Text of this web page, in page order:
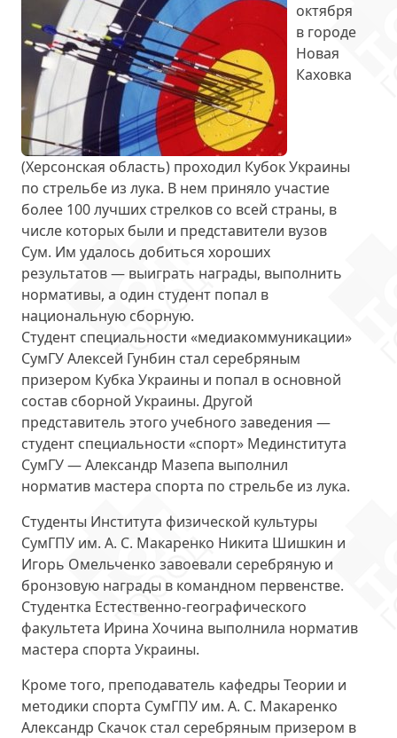
октября
в городе
Новая
Каховка
(Херсонская область) проходил Кубок Украины
по стрельбе из лука. В нем приняло участие
более 100 лучших стрелков со всей страны, в
числе которых были и представители вузов
Сум. Им удалось добиться хороших
результатов — выиграть награды, выполнить
нормативы, а один студент попал в
национальную сборную.
Студент специальности «медиакоммуникации»
СумГУАлексей Гунбин стал серебряным
призером Кубка Украины и попал в основной
состав сборной Украины. Другой
представитель этого учебного заведения —
студент специальности «спорт» Мединститута
СумГУ —Александр Мазепа выполнил
норматив мастера спорта по стрельбе из лука.
Студенты Института физической культуры
СумГПУ им. А. С. Макаренко Никита Шишкин и
Игорь Омельченко завоевали серебряную и
бронзовую награды в командном первенстве.
Студентка Естественно-географического
факультета Ирина Хочина выполнила норматив
мастера спорта Украины.
Кроме того, преподаватель кафедры Теории и
методики спорта СумГПУ им. А. С. Макаренко
Александр Скачок стал серебряным призером в